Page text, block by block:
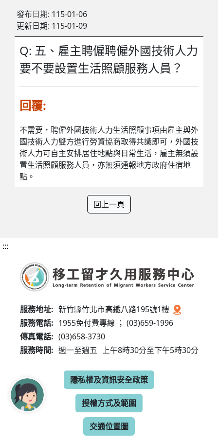
發布日期: 115-01-06
更新日期: 115-01-09
Q: 五、雇主聘僱聘僱外國技術人力
要不要設置生活照顧服務人員？
回覆:
不需要，聘僱外國技術人力生活照顧事項由雇主與外
國技術人力雙方進行勞資協商取得共識即可，外國技
術人力可自主安排居住地點與日常生活，雇主無須設
置生活照顧服務人員，亦無須通報地方政府住宿地
點。
回上一頁
:::
服務地址: 新竹縣竹北市高鐵八路195號1樓
服務電話: 1955免付費專線 ； (03)659-1996
傳真電話: (03)658-3730
服務時間: 週一至週五 上午8時30分至下午5時30分
隱私權及資訊安全政策
授權方式及範圍
交通位置圖